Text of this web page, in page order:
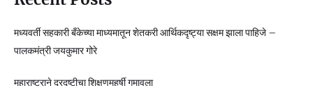
मध्यवर्ती सहकारी बँकेच्या माध्यमातून शेतकरी आर्थिकदृष्ट्या सक्षम झाला पाहिजे –
पालकमंत्री जयकुमार गोरे
महाराष्ट्राने दूरदृष्टीचा शिक्षणमहर्षी गमावला